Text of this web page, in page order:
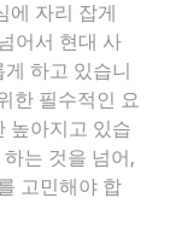
에 자리 잡게
어서 현대 사
하고 있습니
한 필수적인 요
높아지고 있습
하는 것을 넘어,
고민해야 합